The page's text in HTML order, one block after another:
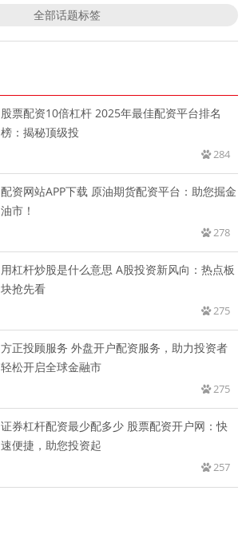
全部话题标签
股票配资10倍杠杆 2025年最佳配资平台排名
榜：揭秘顶级投
284
配资网站APP下载 原油期货配资平台：助您掘金
油市！
278
用杠杆炒股是什么意思 A股投资新风向：热点板
块抢先看
275
方正投顾服务 外盘开户配资服务，助力投资者
轻松开启全球金融市
275
证券杠杆配资最少配多少 股票配资开户网：快
速便捷，助您投资起
257